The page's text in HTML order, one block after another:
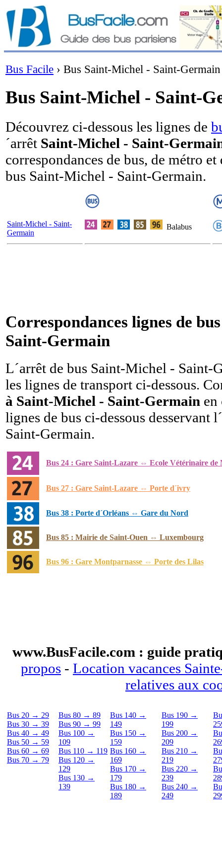
Bus Facile › Bus Saint-Michel - Saint-Germain
Bus Saint-Michel - Saint-
Découvrez ci-dessous les lignes de
´arrêt Saint-Michel - Saint-
correspondances de bus, de métro
bus Saint-Michel - Saint-Germain.
Saint-Michel - Saint-
Germain
Balabus
Correspondances lignes de
Saint-Germain
L´arrêt de bus Saint-Michel - Saint-
les lignes de transport ci-dessous.
à Saint-Michel - Saint-Germain en
lignes de bus ci-dessous desservant
Saint-Germain.
Bus 24 : Gare Saint-Lazare ⇔ Ecole Vétérinaire de
Bus 27 : Gare Saint-Lazare ⇔ Porte d´ivry
Bus 38 : Porte d´Orléans ⇔ Gare du Nord
Bus 85 : Mairie de Saint-Ouen ⇔ Luxembourg
Bus 96 : Gare Montparnasse ⇔ Porte des Lilas
www.BusFacile.com : guide
propos - Location vacances
relatives aux
Bus 20 → 29
Bus 30 → 39
Bus 40 → 49
Bus 50 → 59
Bus 60 → 69
Bus 70 → 79
Bus 80 → 89
Bus 90 → 99
Bus 100 →
109
Bus 110 → 119
Bus 120 →
129
Bus 130 →
139
Bus 140 →
149
Bus 150 →
159
Bus 160 →
169
Bus 170 →
179
Bus 180 →
189
Bus 190 →
199
Bus 200 →
209
Bus 210 →
219
Bus 220 →
239
Bus 240 →
249